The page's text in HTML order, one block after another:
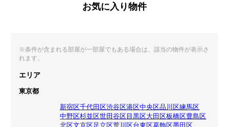
お気に入り物件
※条件が含まれる部屋が一部屋でもある場合は、該当の物件が表示さ
れます。
エリア
東京都
新宿区千代田区渋谷区港区中央区品川区練馬区
中野区杉並区世田谷区目黒区大田区板橋区豊島区
北区文京区足立区荒川区台東区葛飾区墨田区